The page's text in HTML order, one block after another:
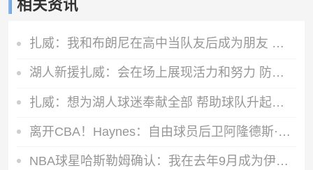
相关资讯
扎威：我和布朗尼在高中当队友后成为朋友 很兴奋能再次并肩作战
湖人新援扎威：会在场上展现活力和努力 防守对方最好的球员
扎威：想为湖人球迷奉献全部 帮助球队升起第18面冠军旗帜
离开CBA！Haynes：自由球员后卫阿隆德斯·威廉姆斯签约奇才
NBA球星哈斯勒姆确认：我在去年9月成为伊普斯维奇少数股东